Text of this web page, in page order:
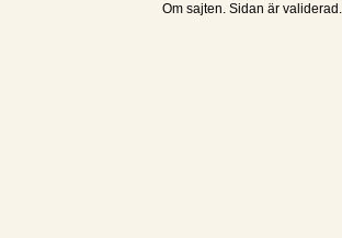
Om sajten. Sidan är validerad